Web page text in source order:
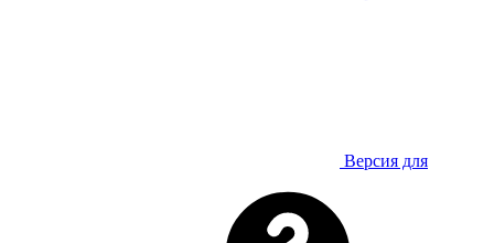
Версия для